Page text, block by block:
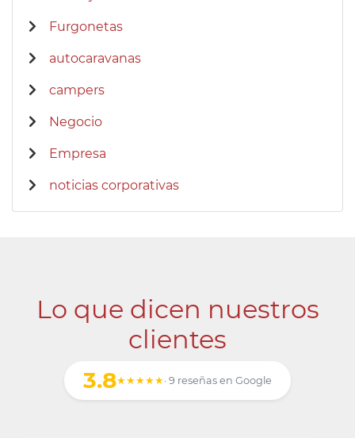
Furgonetas
autocaravanas
campers
Negocio
Empresa
noticias corporativas
Lo que dicen nuestros
clientes
3.8★★★★★· 9 reseñas en Google